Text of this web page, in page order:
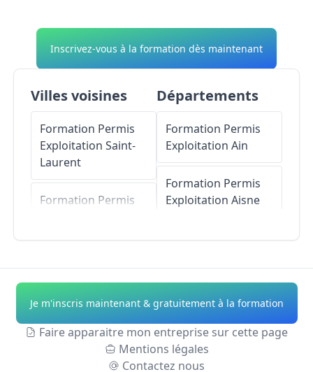
Inscrivez-vous à la formation dès maintenant
Villes voisines
Formation Permis
Exploitation Saint-
Laurent
Formation Permis
Exploitation
Montcy-Notre-
Dame
Formation Permis
Prix-lès-
Départements
Formation Permis
Exploitation Ain
Formation Permis
Exploitation Aisne
Formation Permis
ExploitationAlpes-
de-Haute-Provence
Formation Permis
Je m'inscris maintenant & gratuitement à la formation
Faire apparaitre mon entreprise sur cette page
Mentions légales
Contactez nous